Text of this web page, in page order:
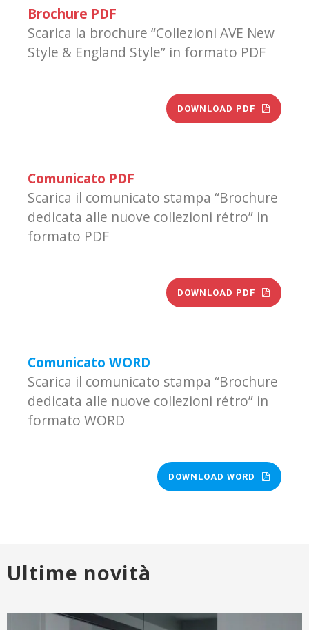
Brochure PDF
Scarica la brochure “Collezioni AVE New
Style & England Style” in formato PDF
DOWNLOAD PDF
Comunicato PDF
Scarica il comunicato stampa “Brochure
dedicata alle nuove collezioni rétro” in
formato PDF
DOWNLOAD PDF
Comunicato WORD
Scarica il comunicato stampa “Brochure
dedicata alle nuove collezioni rétro” in
formato WORD
DOWNLOAD WORD
Ultime novità